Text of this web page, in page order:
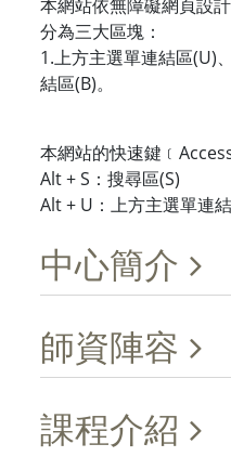
本網站依無障礙網頁設
分為三大區塊：
1.上方主選單連結區(U)
結區(B)。
本網站的快速鍵
Alt + S：搜尋區(S)
Alt + U：上方主選單連
中心簡介
師資陣容
課程介紹